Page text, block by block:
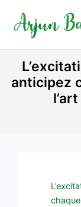
content
anticipez
navigation